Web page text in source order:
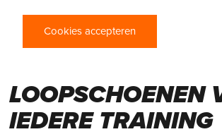
SCHOENROTATIE
LOOPSCHOENEN
IEDERE TRAINING
Cookies accepteren